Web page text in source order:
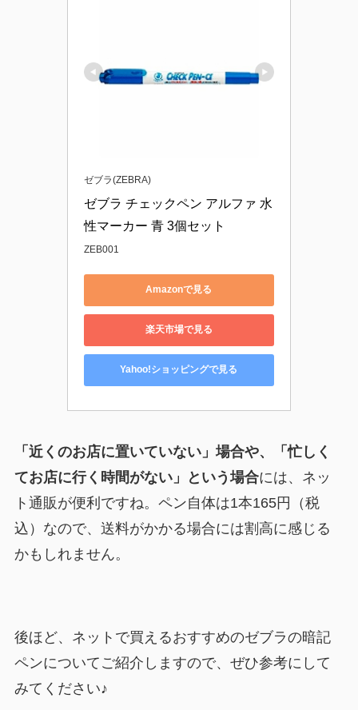
ゼブラ(ZEBRA)
ゼブラ チェックペン アルファ 水
性マーカー 青 3個セット
ZEB001
Amazonで見る
楽天市場で見る
Yahoo!ショッピングで見る
「近くのお店に置いていない」場合や、「忙しく
てお店に行く時間がない」という場合には、ネッ
ト通販が便利ですね。ペン自体は1本165円（税
込）なので、送料がかかる場合には割高に感じる
かもしれません。
後ほど、ネットで買えるおすすめのゼブラの暗記
ペンについてご紹介しますので、ぜひ参考にして
みてください♪